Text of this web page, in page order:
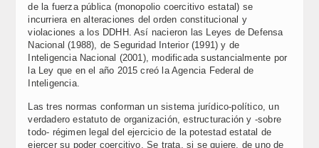
de la fuerza pública (monopolio coercitivo estatal) se
incurriera en alteraciones del orden constitucional y
violaciones a los DDHH. Así nacieron las Leyes de Defensa
Nacional (1988), de Seguridad Interior (1991) y de
Inteligencia Nacional (2001), modificada sustancialmente por
la Ley que en el año 2015 creó la Agencia Federal de
Inteligencia.
Las tres normas conforman un sistema jurídico-político, un
verdadero estatuto de organización, estructuración y -sobre
todo- régimen legal del ejercicio de la potestad estatal de
ejercer su poder coercitivo. Se trata, si se quiere, de uno de